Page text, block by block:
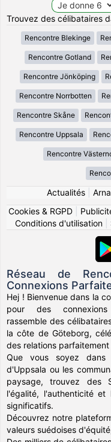
Trouvez des célibataires
Rencontre Blekinge
Rencontre Gotland
Rencontre Jönköping
Rencontre Norrbotten
Rencontre Skåne
Rencontre Uppsala
Rencontre
Actualités|
Cookies & RGPD
Conditions d'utilisation|
Réseau de
Connexions
Hej ! Bienvenue dans la
pour des connexions
rassemble des
la côte de Göteborg,
des relations
Que vous soyez dans
d'Uppsala ou les
paysage, trouvez des
l'égalité, l'authenticité et
significatifs.
Découvrez notre
valeurs suédoises